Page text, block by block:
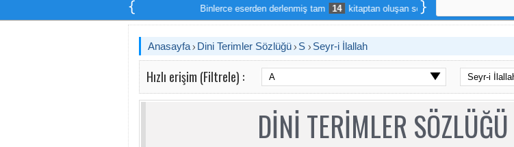
Binlerce eserden derlenmiş tam 14 kitaptan oluşan seti online sipariş verebilirsiniz
Anasayfa Dini Terimler Sözlüğü S Seyr-i İlallah
Hızlı erişim (Filtrele) :
DİNİ TERİMLER SÖZLÜĞÜ